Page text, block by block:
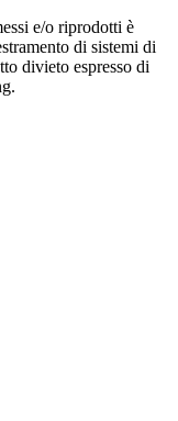
e/o riprodotti è
di sistemi di
divieto espresso di